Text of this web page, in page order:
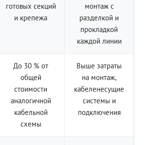
готовых секций
и крепежа
монтаж с
разделкой и
прокладкой
каждой линии
До 30 % от
общей
стоимости
аналогичной
кабельной
схемы
Выше затраты
на монтаж,
кабеленесущие
системы и
подключения